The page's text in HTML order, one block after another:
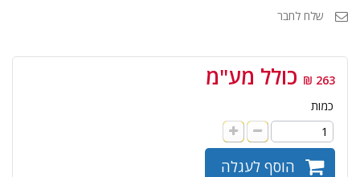
שלח לחבר
263 ₪ כולל מע"מ
כמות
הוסף לעגלה